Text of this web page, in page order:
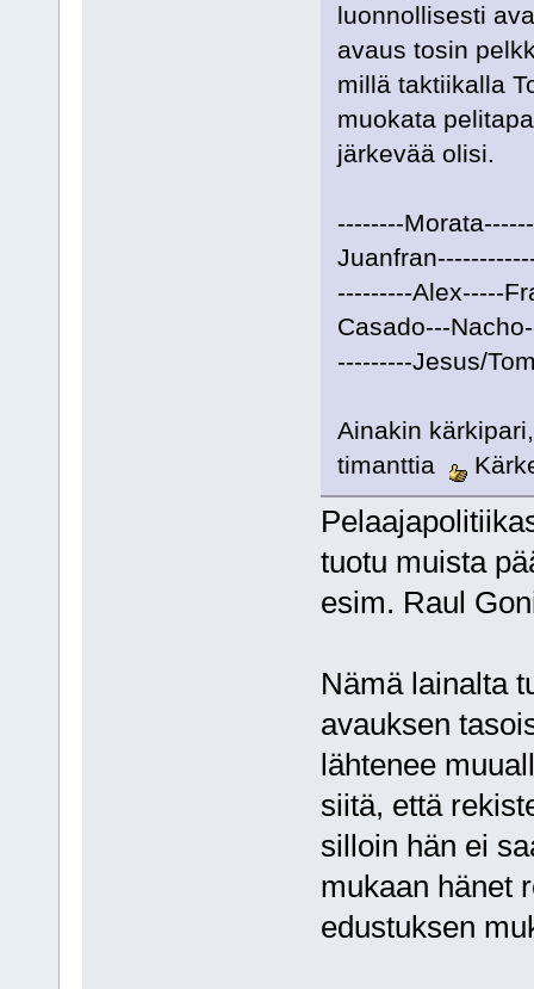
luonnollisesti
avaus tosin
millä taktiikalla
muokata
järkevää olisi.
--------
---------Alex-----
Casado---
---------Jesus/
Ainakin
timanttia
tuotu muista
esim. Raul
Nämä lainalta
avauksen
lähtenee
siitä, että
silloin hän ei
mukaan hänet
edustuksen